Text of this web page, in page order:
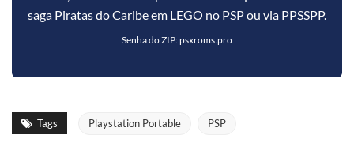
saga Piratas do Caribe em LEGO no PSP ou via PPSSPP.
Senha do ZIP: psxroms.pro
Tags Playstation Portable PSP